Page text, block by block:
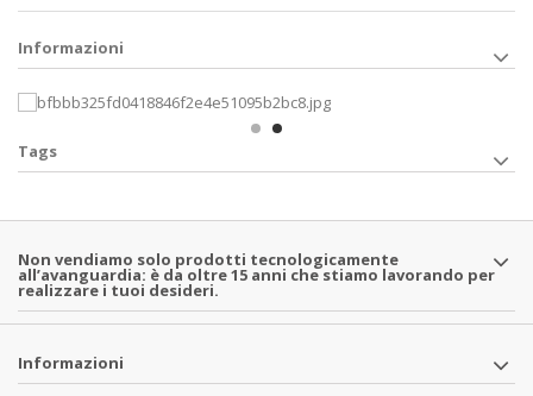
Informazioni
Tags
Non vendiamo solo prodotti tecnologicamente
all’avanguardia: è da oltre 15 anni che stiamo lavorando per
realizzare i tuoi desideri.
Informazioni